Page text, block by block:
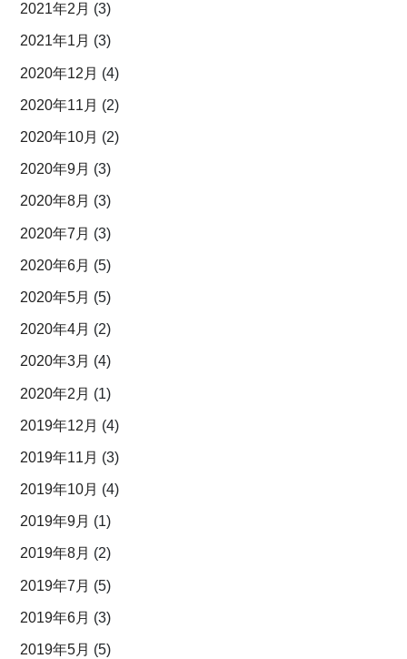
2021年2月 (3)
2021年1月 (3)
2020年12月 (4)
2020年11月 (2)
2020年10月 (2)
2020年9月 (3)
2020年8月 (3)
2020年7月 (3)
2020年6月 (5)
2020年5月 (5)
2020年4月 (2)
2020年3月 (4)
2020年2月 (1)
2019年12月 (4)
2019年11月 (3)
2019年10月 (4)
2019年9月 (1)
2019年8月 (2)
2019年7月 (5)
2019年6月 (3)
2019年5月 (5)